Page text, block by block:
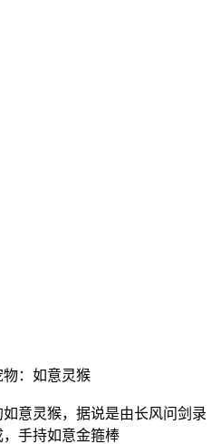
：如意灵猴
意灵猴，据说是由长风问剑录
手持如意金箍棒